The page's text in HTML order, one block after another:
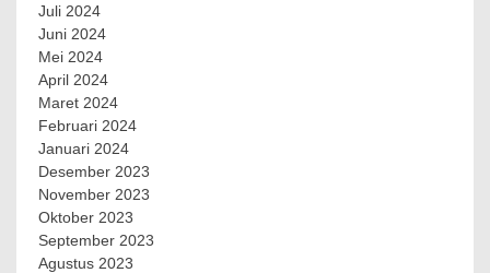
Juli 2024
Juni 2024
Mei 2024
April 2024
Maret 2024
Februari 2024
Januari 2024
Desember 2023
November 2023
Oktober 2023
September 2023
Agustus 2023